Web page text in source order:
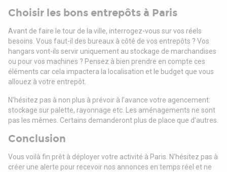
Choisir les bons entrepôts à Paris
Avant de faire le tour de la ville, interrogez-vous sur vos réels
besoins. Vous faut-il des bureaux à côté de vos entrepôts ? Vos
hangars vont-ils servir uniquement au stockage de marchandises
ou pour vos machines ? Pensez à bien prendre en compte ces
éléments car cela impactera la localisation et le budget que vous
allouez à votre entrepôt.
N’hésitez pas à non plus à prévoir à l’avance votre agencement:
stockage sur palette, rayonnage etc. Les aménagements ne sont
pas les mêmes. Certains demanderont plus de place que d’autres.
Conclusion
Vous voilà fin prêt à déployer votre activité à Paris. N’hésitez pas à
créer une alerte pour recevoir nos annonces en temps réel et ne